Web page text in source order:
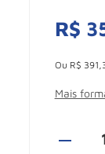
R$
Ou R$ 391
Mais